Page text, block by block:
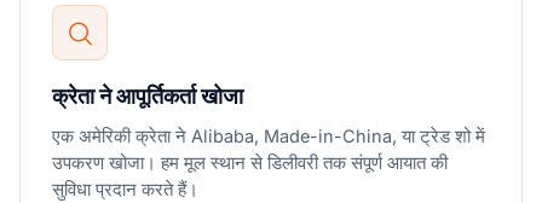
क्रेता ने आपूर्तिकर्ता खोजा
एक अमेरिकी क्रेता ने Alibaba, Made-in-China, या ट्रेड शो में
उपकरण खोजा। हम मूल स्थान से डिलीवरी तक संपूर्ण आयात की
सुविधा प्रदान करते हैं।